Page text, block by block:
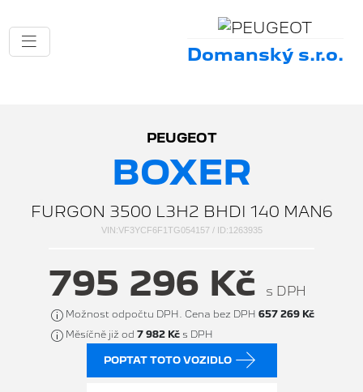
Domanský s.r.o.
PEUGEOT
BOXER
FURGON 3500 L3H2 BHDI 140 MAN6
VIN:VF3YCF6F1TG054157 / ID:1263935
795 296 Kč s DPH
Možnost odpočtu DPH. Cena bez DPH 657 269 Kč
Měsíčně již od 7 982 Kč s DPH
POPTAT TOTO VOZIDLO